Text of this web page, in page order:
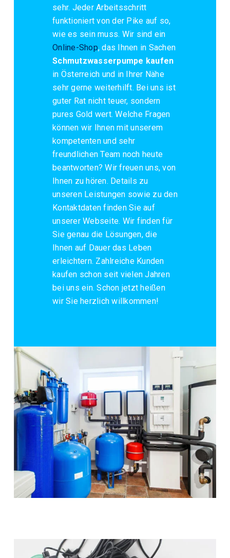
sehr. Jeder Arbeitsschritt
funktioniert von der Pike auf so,
wie es sein muss. Wir sind ein
Online-Shop, das Ihnen in Sachen
Schmutzwasserpumpe kaufen
in Österreich und in Ihrer Nähe
sehr gerne weiterhilft. Bei uns ist
guter Rat nicht teuer, sondern
pures Gold wert. Welche Fragen
können wir Ihnen mit unserem
kompetenten und sehr
freundlichen Team noch heute
beantworten? Wir freuen uns, von
Ihnen zu hören. Details zu
unseren Leistungen sowie zu den
Kontaktdaten finden Sie auf
unserer Webseite. Wir finden für
Sie genau die Lösungen, die
Ihnen auf Dauer das Leben
erleichtern. Zahlreiche Kunden
kaufen schon seit vielen Jahren
bei uns ein. Schon jetzt heißen
wir Sie herzlich willkommen!